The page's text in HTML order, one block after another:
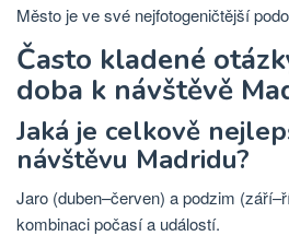
Město je ve své nejfotogeničtější
Často kladené
doba k návštěvě
Jaká je celkově
návštěvu Madridu?
Jaro (duben–červen) a podzim
kombinaci počasí a událostí.